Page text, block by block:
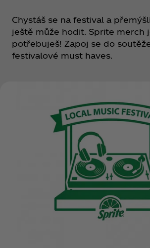
Chystáš se na festival a
ještě může hodit. Sprite merch
potřebuješ! Zapoj se do
festivalové must haves.